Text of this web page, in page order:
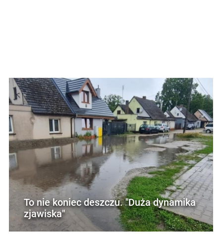
To nie koniec deszczu. "Duża dynamika
zjawiska"